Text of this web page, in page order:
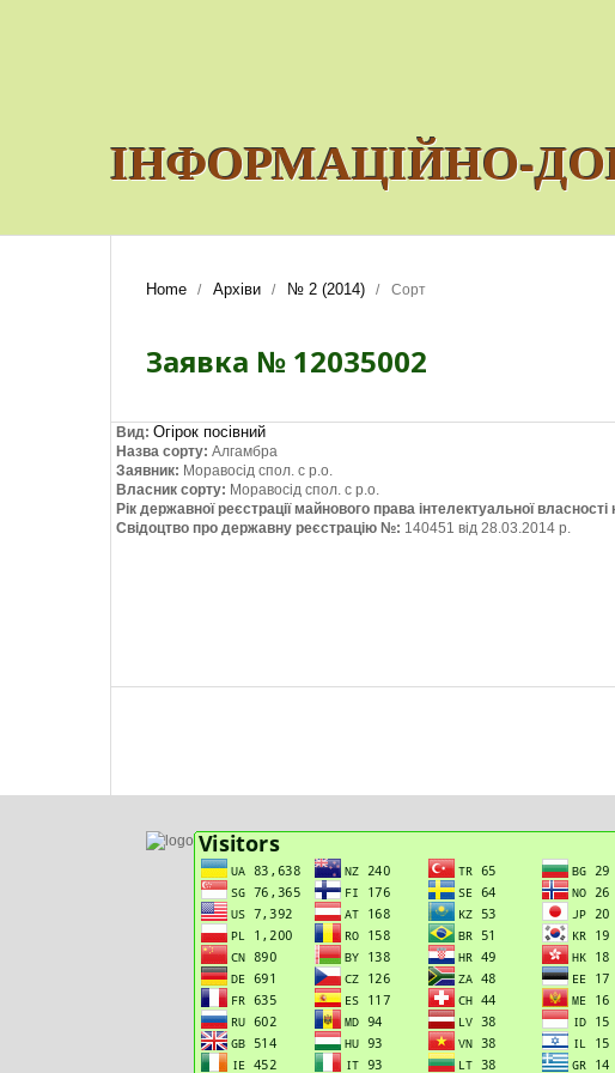
ІНФОРМАЦІЙНО-
Home / Архіви / № 2 (2014) / Сорт
Заявка № 12035002
Вид: Огірок посівний
Назва сорту: Алгамбра
Заявник: Моравосід спол. с р.о.
Власник сорту: Моравосід спол. с р.о.
Рік державної реєстрації майнового права інтелектуальної
Свідоцтво про державну реєстрацію №: 140451 від 28.03.2014 р.